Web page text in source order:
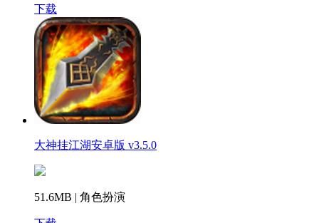
下载
大神挂江湖安卓版 v3.5.0
51.6MB | 角色扮演